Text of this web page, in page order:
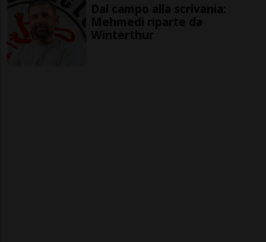
Dal campo alla scrivania:
Mehmedi riparte da
Winterthur